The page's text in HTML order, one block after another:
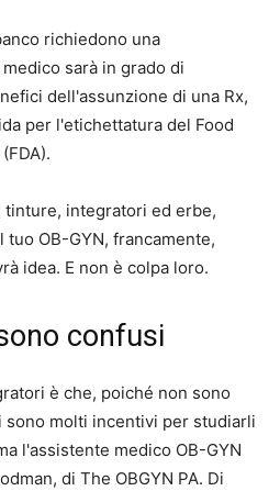
richiedono una
sarà in grado di
dell'assunzione di una Rx,
per l'etichettatura del Food
(FDA).
tinture, integratori ed erbe,
OB-GYN, francamente,
idea. E non è colpa loro.
confusi
è che, poiché non sono
sono molti incentivi per studiarli
l'assistente medico OB-GYN
di The OBGYN PA. Di